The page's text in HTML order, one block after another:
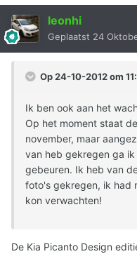
leonhi
Geplaatst 24
Op 24-10-2012 om
Ik ben ook aan het
Op het moment staat
november, maar
van heb gekregen ga
gebeuren. Ik heb van
foto's gekregen, ik had
kon verwachten!
De Kia Picanto Design